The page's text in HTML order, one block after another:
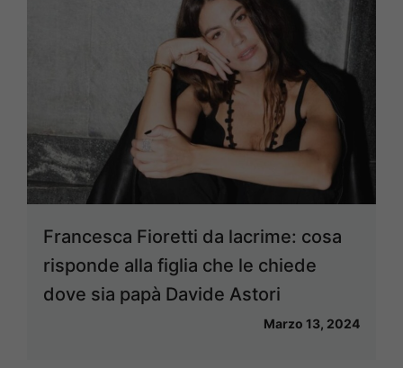
Francesca Fioretti da lacrime: cosa
risponde alla figlia che le chiede
dove sia papà Davide Astori
Marzo 13, 2024